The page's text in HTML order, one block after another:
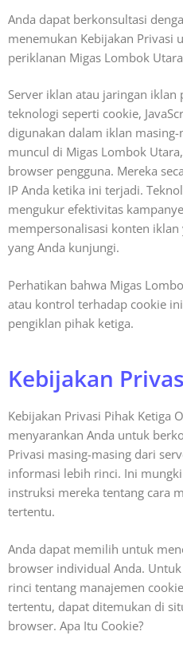
Anda dapat berkonsultasi
menemukan Kebijakan Privasi
periklanan Migas Lombok
Server iklan atau jaringan iklan
teknologi seperti cookie,
digunakan dalam iklan
muncul di Migas Lombok
browser pengguna. Mereka
IP Anda ketika ini terjadi.
mengukur efektivitas
mempersonalisasi konten
yang Anda kunjungi.
Perhatikan bahwa Migas
atau kontrol terhadap cookie
pengiklan pihak ketiga.
Kebijakan
Kebijakan Privasi Pihak Ketiga
menyarankan Anda untuk
Privasi masing-masing dari
informasi lebih rinci. Ini
instruksi mereka tentang cara
tertentu.
Anda dapat memilih untuk
browser individual Anda.
rinci tentang manajemen
tertentu, dapat ditemukan di
browser. Apa Itu Cookie?